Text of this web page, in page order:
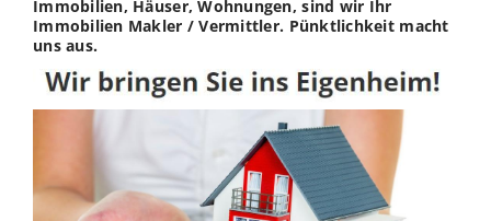
Immobilien, Häuser, Wohnungen, sind wir Ihr
Immobilien Makler / Vermittler. Pünktlichkeit macht
uns aus.